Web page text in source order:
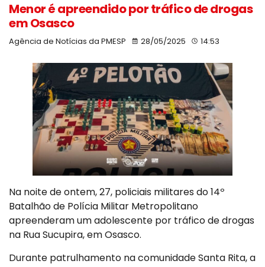
Menor é apreendido por tráfico de drogas
em Osasco
Agência de Notícias da PMESP 28/05/2025 14:53
Na noite de ontem, 27, policiais militares do 14º
Batalhão de Polícia Militar Metropolitano
apreenderam um adolescente por tráfico de drogas
na Rua Sucupira, em Osasco.
Durante patrulhamento na comunidade Santa Rita, a